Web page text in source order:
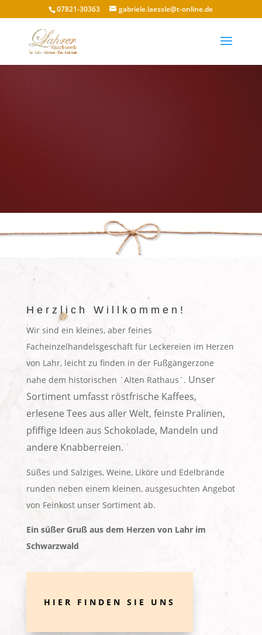
07821-30363 gabriele.laessle@t-online.de
Herzlich Willkommen!
Wir sind ein kleines, aber feines
Facheinzelhandelsgeschäft für Leckereien im Herzen
von Lahr, leicht zu finden in der Fußgängerzone
nahe dem historischen `Alten Rathaus´. Unser
Sortiment umfasst röstfrische Kaffees,
erlesene Tees aus aller Welt, feinste Pralinen,
pfiffige Ideen aus Schokolade, Mandeln und
andere Knabberreien.
Süßes und Salziges, Weine, Liköre und Edelbrände
runden neben einem kleinen, ausgesuchten Angebot
von Feinkost unser Sortiment ab.
Ein süßer Gruß aus dem Herzen von Lahr im
Schwarzwald
HIER FINDEN SIE UNS